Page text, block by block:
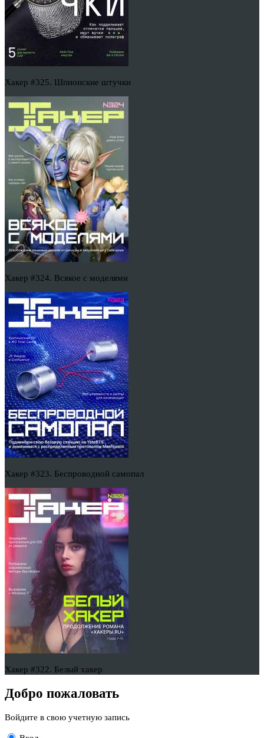
Хакер #325. Шпионские штучки
Хакер #324. Всякое с моделями
Хакер #323. Беспроводной самопал
Хакер #322. Белый хакер
Добро пожаловать
Войдите в свою учетную запись